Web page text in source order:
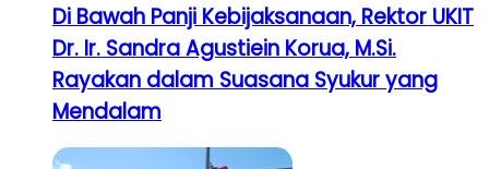
Di Bawah Panji Kebijaksanaan, Rektor UKIT
Dr. Ir. Sandra Agustiein Korua, M.Si.
Rayakan dalam Suasana Syukur yang
Mendalam